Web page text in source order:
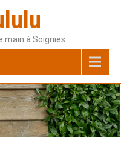
main à Soignies